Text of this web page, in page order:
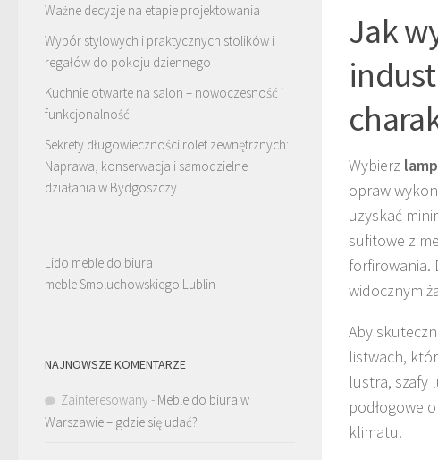
Jak
Wybierz
opraw
uzyskać
sufitowe z
forfirowania.
widocznym
Aby
listwach,
lustra, szafy
podłogowe
klimatu.
Ważne decyzje na etapie projektowania
Wybór stylowych i praktycznych stolików i
regałów do pokoju dziennego
Kuchnie otwarte na salon – nowoczesność i
funkcjonalność
Sekrety długowieczności rolet zewnętrznych:
Naprawa, konserwacja i samodzielne
działania w Bydgoszczy
Lido meble do biura
meble Smoluchowskiego Lublin
NAJNOWSZE KOMENTARZE
Zainteresowany - Meble do biura w
Warszawie – gdzie się udać?